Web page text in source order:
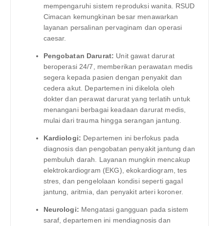
mempengaruhi sistem reproduksi wanita. RSUD
Cimacan kemungkinan besar menawarkan
layanan persalinan pervaginam dan operasi
caesar.
Pengobatan Darurat: Unit gawat darurat
beroperasi 24/7, memberikan perawatan medis
segera kepada pasien dengan penyakit dan
cedera akut. Departemen ini dikelola oleh
dokter dan perawat darurat yang terlatih untuk
menangani berbagai keadaan darurat medis,
mulai dari trauma hingga serangan jantung.
Kardiologi: Departemen ini berfokus pada
diagnosis dan pengobatan penyakit jantung dan
pembuluh darah. Layanan mungkin mencakup
elektrokardiogram (EKG), ekokardiogram, tes
stres, dan pengelolaan kondisi seperti gagal
jantung, aritmia, dan penyakit arteri koroner.
Neurologi: Mengatasi gangguan pada sistem
saraf, departemen ini mendiagnosis dan